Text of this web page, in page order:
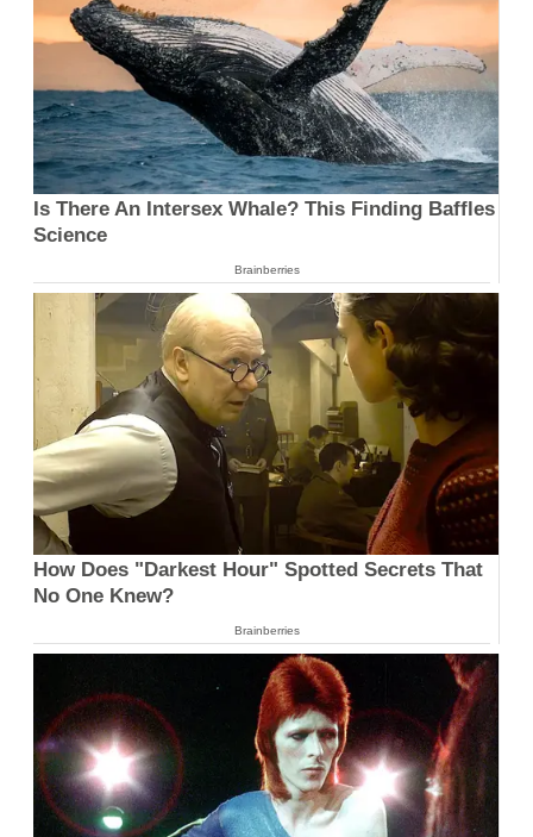
Is There An Intersex Whale? This Finding Baffles
Science
Brainberries
How Does "Darkest Hour" Spotted Secrets That
No One Knew?
Brainberries